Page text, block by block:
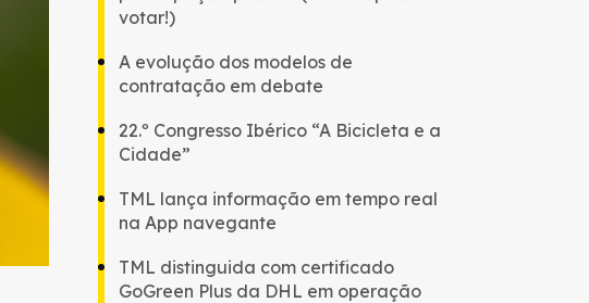
votar!)
A evolução dos modelos de
contratação em debate
22.º Congresso Ibérico “A Bicicleta e a
Cidade”
TML lança informação em tempo real
na App navegante
TML distinguida com certificado
GoGreen Plus da DHL em operação